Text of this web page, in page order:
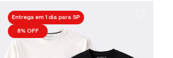
8% OFF
Entrega em 1 dia para SP